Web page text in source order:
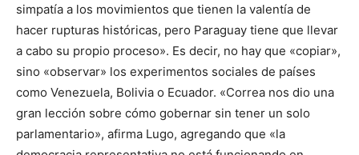
simpatía a los movimientos que tienen la valentía de
hacer rupturas históricas, pero Paraguay tiene que llevar
a cabo su propio proceso». Es decir, no hay que «copiar»,
sino «observar» los experimentos sociales de países
como Venezuela, Bolivia o Ecuador. «Correa nos dio una
gran lección sobre cómo gobernar sin tener un solo
parlamentario», afirma Lugo, agregando que «la